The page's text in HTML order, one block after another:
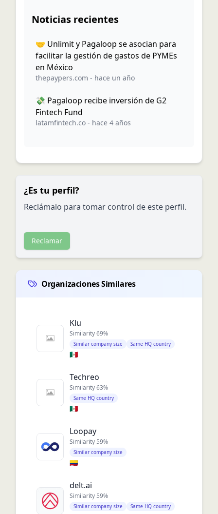
Noticias recientes
🤝 Unlimit y Pagaloop se asocian para
facilitar la gestión de gastos de PYMEs
en México
thepaypers.com - hace un año
💸 Pagaloop recibe inversión de G2
Fintech Fund
latamfintech.co - hace 4 años
¿Es tu perfil?
Reclámalo para tomar control de este perfil.
Reclamar
Organizaciones Similares
Klu
Similarity69%
Similar company size Same HQ country
🇲🇽
Techreo
Similarity63%
Same HQ country
🇲🇽
Loopay
Similarity 59%
Similar company size
🇨🇴
delt.ai
Similarity 59%
Similar company size Same HQ country